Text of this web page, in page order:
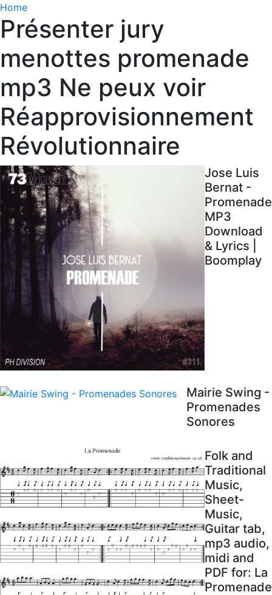
Home
Présenter jury
menottes promenade
mp3 Ne peux voir
Réapprovisionnement
Révolutionnaire
Jose Luis
Bernat -
Promenade
MP3
Download
& Lyrics |
Boomplay
Mairie Swing -
Promenades
Sonores
Folk and
Traditional
Music,
Sheet-
Music,
Guitar tab,
mp3 audio,
midi and
PDF for: La
Promenade